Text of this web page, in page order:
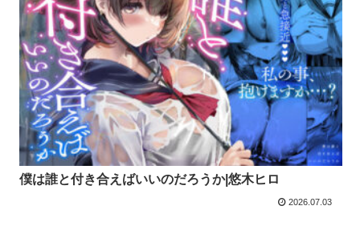
僕は誰と付き合えばいいのだろうか|悠木ヒロ
2026.07.03